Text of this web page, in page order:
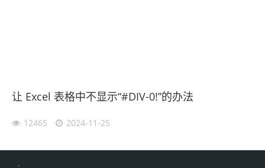
让 Excel 表格中不显示“#DIV-0!”的办法
12465 2024-11-25